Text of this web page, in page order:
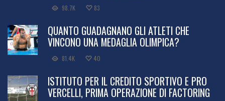
98.7K 83
QUANTO GUADAGNANO GLI ATLETI CHE
VINCONO UNA MEDAGLIA OLIMPICA?
81.4K 40
ISTITUTO PER IL CREDITO SPORTIVO E PRO
VERCELLI, PRIMA OPERAZIONE DI FACTORING